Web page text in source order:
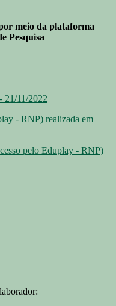
meio da plataforma
Pesquisa
21/11/2022
- RNP) realizada em
pelo Eduplay - RNP)